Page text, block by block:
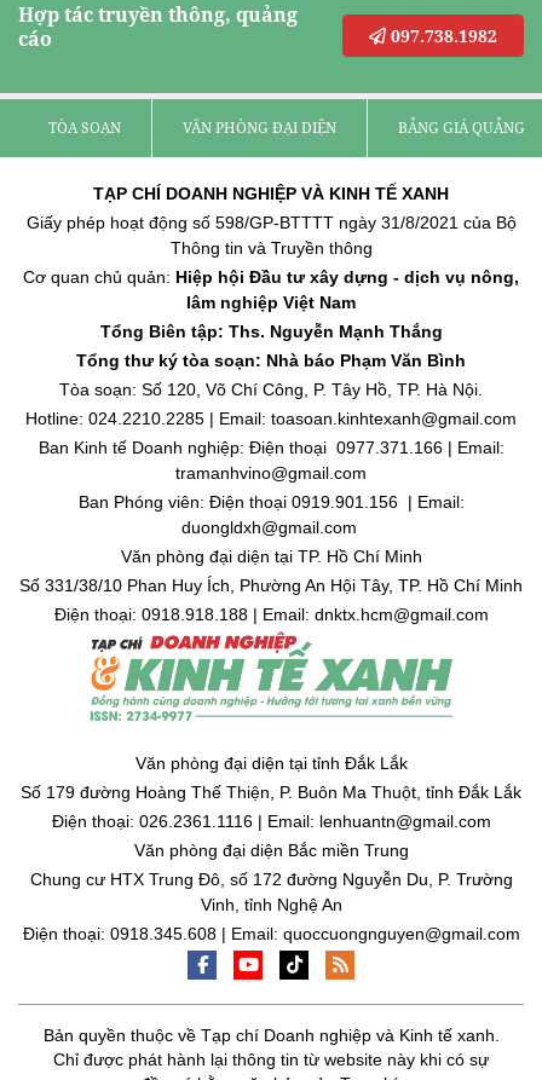
Hợp tác truyền thông, quảng
cáo
097.738.1982
TÒA SOẠN VĂN PHÒNG ĐẠI DIỆN BẢNG GIÁ QUẢNG
TẠP CHÍ DOANH NGHIỆP VÀ KINH TẾ XANH
Giấy phép hoạt động số 598/GP-BTTTT ngày 31/8/2021 của Bộ
Thông tin và Truyền thông
Cơ quan chủ quản: Hiệp hội Đầu tư xây dựng - dịch vụ nông,
lâm nghiệp Việt Nam
Tổng Biên tập: Ths. Nguyễn Mạnh Thắng
Tổng thư ký tòa soạn: Nhà báo Phạm Văn Bình
Tòa soạn: Số 120, Võ Chí Công, P. Tây Hồ, TP. Hà Nội.
Hotline: 024.2210.2285 | Email: toasoan.kinhtexanh@gmail.com
Ban Kinh tế Doanh nghiệp: Điện thoại 0977.371.166 | Email:
tramanhvino@gmail.com
Ban Phóng viên: Điện thoại 0919.901.156 | Email:
duongldxh@gmail.com
Văn phòng đại diện tại TP. Hồ Chí Minh
Số 331/38/10 Phan Huy Ích, Phường An Hội Tây, TP. Hồ Chí Minh
Điện thoại: 0918.918.188 | Email: dnktx.hcm@gmail.com
Văn phòng đại diện tại tỉnh Đắk Lắk
Số 179 đường Hoàng Thế Thiện, P. Buôn Ma Thuột, tỉnh Đắk Lắk
Điện thoại: 026.2361.1116 | Email: lenhuantn@gmail.com
Văn phòng đại diện Bắc miền Trung
Chung cư HTX Trung Đô, số 172 đường Nguyễn Du, P. Trường
Vinh, tỉnh Nghệ An
Điện thoại: 0918.345.608 | Email: quoccuongnguyen@gmail.com
Bản quyền thuộc về Tạp chí Doanh nghiệp và Kinh tế xanh.
Chỉ được phát hành lại thông tin từ website này khi có sự